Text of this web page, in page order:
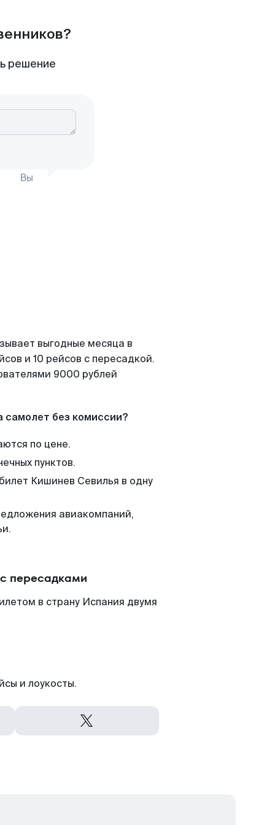
решение
Вы
выгодные месяца в
и 10 рейсов с пересадкой.
9000 рублей
самолет без комиссии?
по цене.
пунктов.
Кишинев Севилья в одну
авиакомпаний,
пересадками
в страну Испания двумя
и лоукосты.